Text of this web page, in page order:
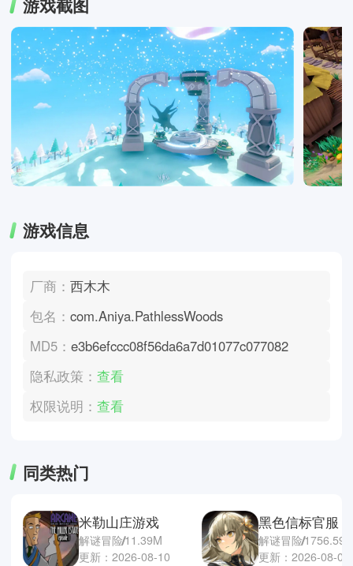
游戏截图
游戏信息
厂商：西木木
包名：com.Aniya.PathlessWoods
MD5：e3b6efccc08f56da6a7d01077c077082
隐私政策：查看
权限说明：查看
同类热门
米勒山庄游戏
解谜冒险11.39M
更新：2026-08-10
黑色信标官服
解谜冒险
更新：2026-08-09